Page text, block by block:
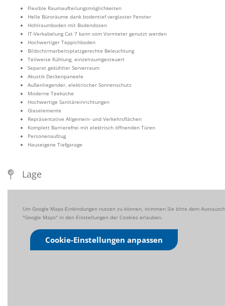
Flexible Raumaufteilungsmöglichkeiten
Helle Büroräume dank bodentief verglaster Fenster
Hohlraumboden mit Bodendosen
IT-Verkabelung Cat 7 kann vom Vormieter genutzt werden
Hochwertiger Teppichboden
Bildschirmarbeitsplatzgerechte Beleuchtung
Teilweise Kühlung, einzelraumgesteuert
Separat gekühlter Serverraum
Akustik Deckenpaneele
Außenliegender, elektrischer Sonnenschutz
Moderne Teeküche
Hochwertige Sanitäreinrichtungen
Glaselemente
Repräsentative Allgemein- und Verkehrsflächen
Komplett Barrierefrei mit elektrisch öffnenden Türen
Personenaufzug
Hauseigene Tiefgarage
Lage
Um Google Maps-Einbindungen nutzen zu können, stimmen Sie bitte dem
"Google Maps" in den Einstellungen der Cookies erlauben.
Cookie-Einstellungen anpassen